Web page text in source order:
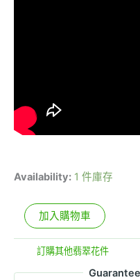
Availability: 1 件庫存
加入購物車
訂購其他翡翠花件